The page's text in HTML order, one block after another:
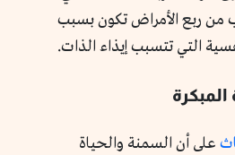
من ربع الأمراض تكون بسبب
التي تتسبب إيذاء الذات.
على أن السمنة والحياة